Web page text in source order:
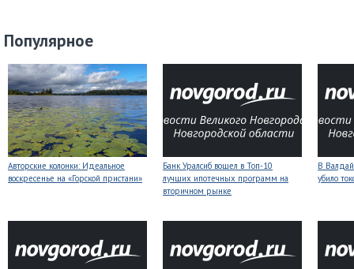
Популярное
Авторские колонки: Идеальное
воскресенье на «Горской пристани»
Банк Уралсиб вошел в Топ-10
лучших ипотечных программ на
вторичном рынке
В
убило